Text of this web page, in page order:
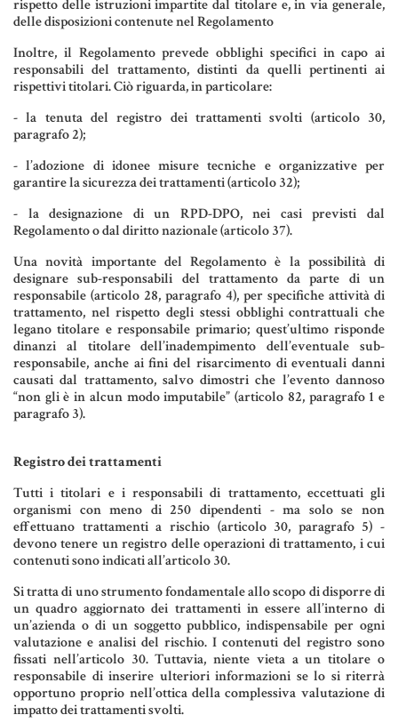
rispetto delle istruzioni impartite dal titolare e, in via generale,
delle disposizioni contenute nel Regolamento
Inoltre, il Regolamento prevede obblighi specifici in capo ai
responsabili del trattamento, distinti da quelli pertinenti ai
rispettivi titolari. Ciò riguarda, in particolare:
- la tenuta del registro dei trattamenti svolti (articolo 30,
paragrafo 2);
- l’adozione di idonee misure tecniche e organizzative per
garantire la sicurezza dei trattamenti (articolo 32);
- la designazione di un RPD-DPO, nei casi previsti dal
Regolamento o dal diritto nazionale (articolo 37).
Una novità importante del Regolamento è la possibilità di
designare sub-responsabili del trattamento da parte di un
responsabile (articolo 28, paragrafo 4), per specifiche attività di
trattamento, nel rispetto degli stessi obblighi contrattuali che
legano titolare e responsabile primario; quest’ultimo risponde
dinanzi al titolare dell’inadempimento dell’eventuale sub-
responsabile, anche ai fini del risarcimento di eventuali danni
causati dal trattamento, salvo dimostri che l’evento dannoso
“non gli è in alcun modo imputabile” (articolo 82, paragrafo 1 e
paragrafo 3).
Registro dei trattamenti
Tutti i titolari e i responsabili di trattamento, eccettuati gli
organismi con meno di 250 dipendenti - ma solo se non
effettuano trattamenti a rischio (articolo 30, paragrafo 5) -
devono tenere un registro delle operazioni di trattamento, i cui
contenuti sono indicati all’articolo 30.
Si tratta di uno strumento fondamentale allo scopo di disporre di
un quadro aggiornato dei trattamenti in essere all’interno di
un’azienda o di un soggetto pubblico, indispensabile per ogni
valutazione e analisi del rischio. I contenuti del registro sono
fissati nell’articolo 30. Tuttavia, niente vieta a un titolare o
responsabile di inserire ulteriori informazioni se lo si riterrà
opportuno proprio nell’ottica della complessiva valutazione di
impatto dei trattamenti svolti.